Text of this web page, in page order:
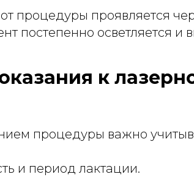
процедуры проявляется
постепенно осветляется и
к
процедуры важно
и период лактации.